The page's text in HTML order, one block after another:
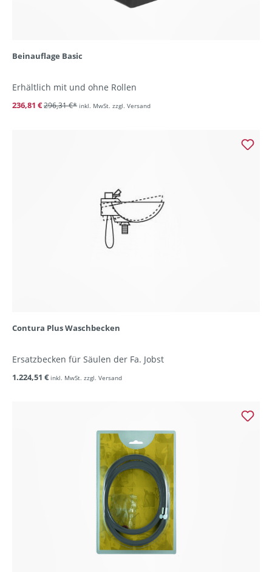
Beinauflage Basic
Erhältlich mit und ohne Rollen
236,81 €296,31 €* inkl. MwSt. zzgl. Versand
Contura Plus Waschbecken
Ersatzbecken für Säulen der Fa. Jobst
1.224,51 € inkl. MwSt. zzgl. Versand